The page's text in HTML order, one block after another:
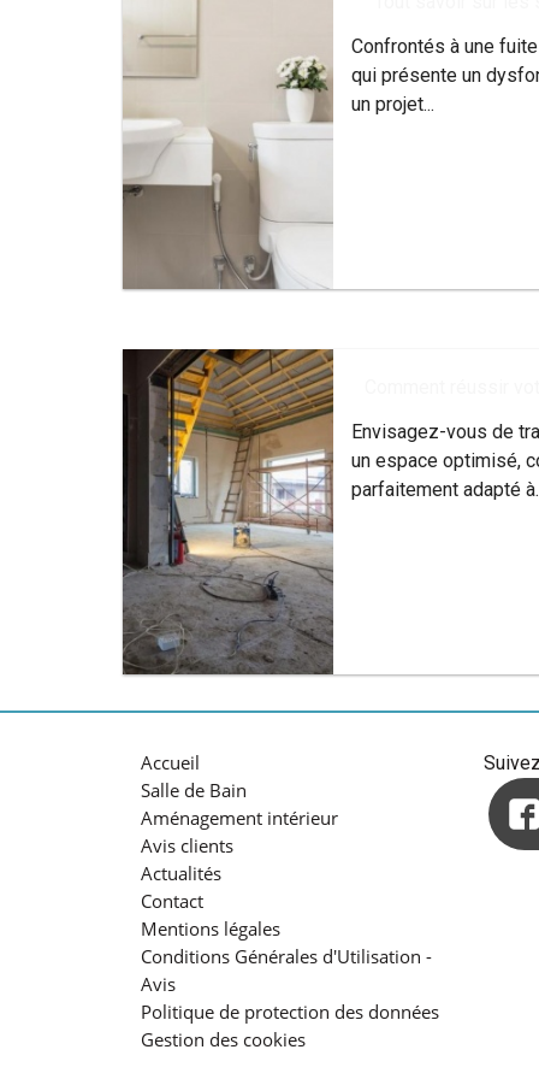
Confrontés à une
qui présente un
un projet...
Envisagez-vous de
un espace optimisé,
parfaitement adapté
Accueil
Salle de Bain
Aménagement intérieur
Avis clients
Actualités
Contact
Mentions légales
Conditions Générales d'Utilisation -
Avis
Politique de protection des données
Gestion des cookies